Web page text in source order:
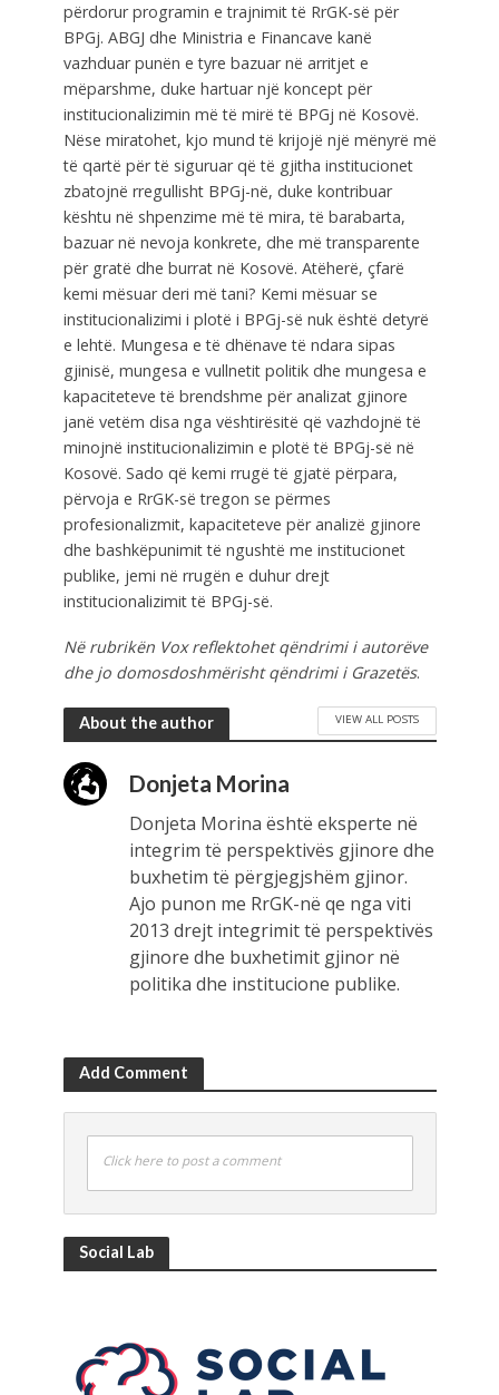
përdorur programin e trajnimit të RrGK-së për
BPGj. ABGJ dhe Ministria e Financave kanë
vazhduar punën e tyre bazuar në arritjet e
mëparshme, duke hartuar një koncept për
institucionalizimin më të mirë të BPGj në Kosovë.
Nëse miratohet, kjo mund të krijojë një mënyrë më
të qartë për të siguruar që të gjitha institucionet
zbatojnë rregullisht BPGj-në, duke kontribuar
kështu në shpenzime më të mira, të barabarta,
bazuar në nevoja konkrete, dhe më transparente
për gratë dhe burrat në Kosovë. Atëherë, çfarë
kemi mësuar deri më tani? Kemi mësuar se
institucionalizimi i plotë i BPGj-së nuk është detyrë
e lehtë. Mungesa e të dhënave të ndara sipas
gjinisë, mungesa e vullnetit politik dhe mungesa e
kapaciteteve të brendshme për analizat gjinore
janë vetëm disa nga vështirësitë që vazhdojnë të
minojnë institucionalizimin e plotë të BPGj-së në
Kosovë. Sado që kemi rrugë të gjatë përpara,
përvoja e RrGK-së tregon se përmes
profesionalizmit, kapaciteteve për analizë gjinore
dhe bashkëpunimit të ngushtë me institucionet
publike, jemi në rrugën e duhur drejt
institucionalizimit të BPGj-së.
Në rubrikën Vox reflektohet qëndrimi i autorëve
dhe jo domosdoshmërisht qëndrimi i Grazetës.
About the author VIEW ALL POSTS
Donjeta Morina
Donjeta Morina është eksperte në
integrim të perspektivës gjinore dhe
buxhetim të përgjegjshëm gjinor.
Ajo punon me RrGK-në qe nga viti
2013 drejt integrimit të perspektivës
gjinore dhe buxhetimit gjinor në
politika dhe institucione publike.
Add Comment
Click here to post a comment
Social Lab